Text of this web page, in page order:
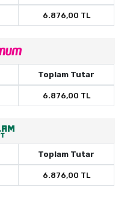
6.876,00 TL
Toplam Tutar
6.876,00 TL
Toplam Tutar
6.876,00 TL